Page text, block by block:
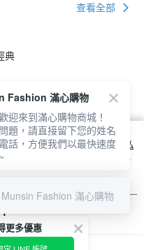
查看全部
典
cookie 方式之詳情，及若您不希
cookie 設定，請參閱本網站「
隱私
即表示您同意本公司得按本網站使
更多優惠
Fashion 滿心購物
迎來到滿心購物商城！
題，請直接留下您的姓名
話，方便我們以最快速度
Fashion 滿心購物